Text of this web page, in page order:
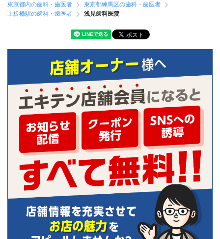
東京都内の歯科・歯医者
東京都練馬区の歯科・歯医者
上板橋駅の歯科・歯医者
浅見歯科医院